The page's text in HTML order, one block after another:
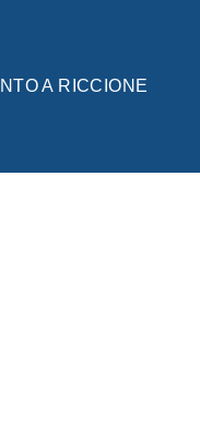
A RICCIONE